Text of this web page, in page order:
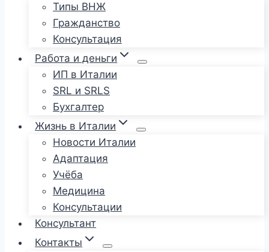
Типы ВНЖ
Гражданство
Консультация
Работа и деньги
ИП в Италии
SRL и SRLS
Бухгалтер
Жизнь в Италии
Новости Италии
Адаптация
Учёба
Медицина
Консультации
Консультант
Контакты